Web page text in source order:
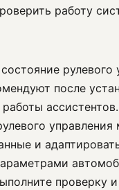
работу
после
ассистентов.
и
проверку